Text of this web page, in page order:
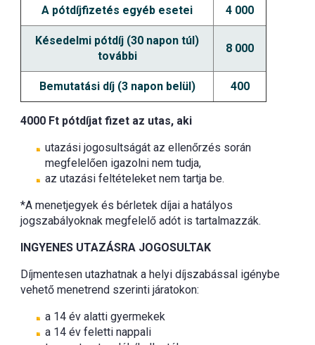
A pótdíjfizetés egyéb esetei 4 000
Késedelmi pótdíj (30 napon túl)
további
8 000
Bemutatási díj (3 napon belül) 400
4000 Ft pótdíjat fizet az utas, aki
utazási jogosultságát az ellenőrzés során
megfelelően igazolni nem tudja,
az utazási feltételeket nem tartja be.
*A menetjegyek és bérletek díjai a hatályos
jogszabályoknak megfelelő adót is tartalmazzák.
INGYENES UTAZÁSRA JOGOSULTAK
Díjmentesen utazhatnak a helyi díjszabással igénybe
vehető menetrend szerinti járatokon:
a 14 év alatti gyermekek
a 14 év feletti nappali